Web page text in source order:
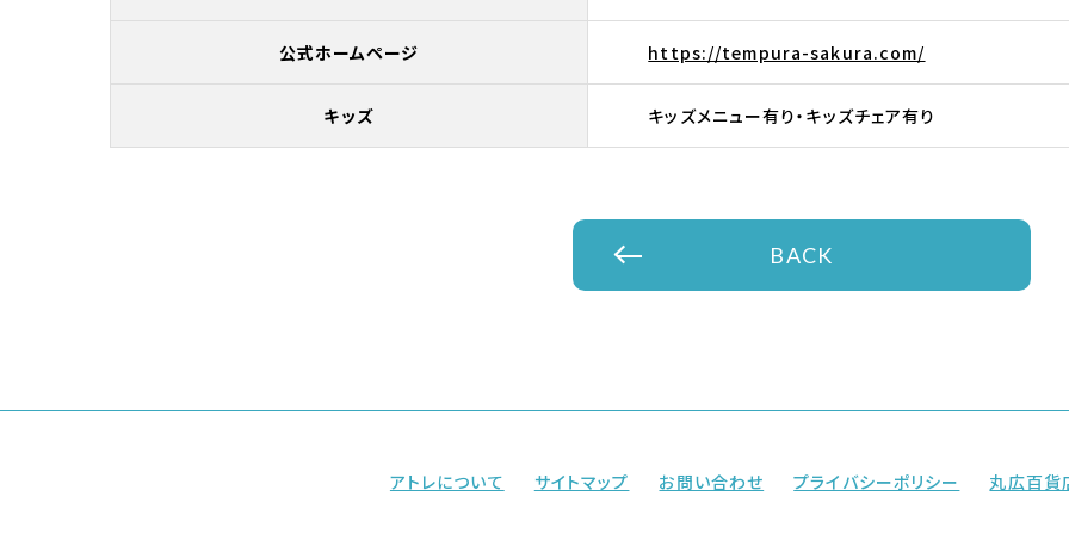
公式ホームページ https://tempura-sakura.com/
キッズ キッズメニュー有り・キッズチェア有り
BACK
アトレについて サイトマップ お問い合わせ プライバシーポリシー 丸広百貨